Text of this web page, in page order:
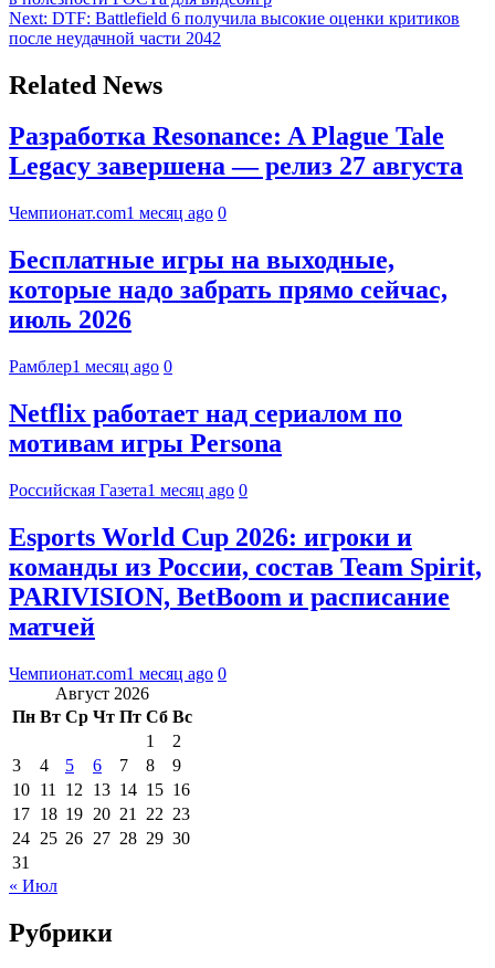
Next: DTF: Battlefield 6 получила высокие оценки критиков
после неудачной части 2042
Related News
Разработка Resonance: A Plague Tale
Legacy завершена — релиз 27 августа
Чемпионат.com1 месяц ago 0
Бесплатные игры на выходные,
которые надо забрать прямо сейчас,
июль 2026
Рамблер1 месяц ago 0
Netflix работает над сериалом по
мотивам игры Persona
Российская Газета1 месяц ago 0
Esports World Cup 2026: игроки и
команды из России, состав Team Spirit,
PARIVISION, BetBoom и расписание
матчей
Чемпионат.com1 месяц ago 0
Август 2026
Пн Вт Ср Чт Пт Сб Вс
1
2
3
4 5 6 7 8
9
10 11 12 13 14 15 16
17 18 19 20 21 22 23
24 25 26 27 28 29 30
31
« Июл
Рубрики